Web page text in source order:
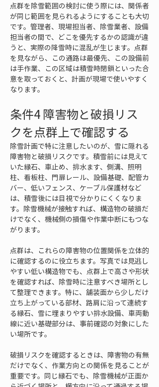
点群を除雪範囲の検討に使う際には、関係者
が同じ範囲を見られるようにすることも大切
です。管理者、現場担当者、除雪業者、設備
担当者の間で、どこを優先するかの認識が違
うと、実際の降雪時に混乱が生じます。点群
を見ながら、この通路は最優先、この設備前
は手作業、この区域は積雪時閉鎖といった合
意を取っておくと、計画が現場で使いやすく
なります。
条件4 障害物と破損リス
クを点群上で確認する
除雪計画で特に注意したいのが、雪に隠れる
障害物と破損リスクです。積雪前には見えて
いた縁石、車止め、排水ます、側溝、照明
柱、看板柱、門扉レール、設備基礎、配管カ
バー、低いフェンス、ケーブル保護材など
は、積雪後には目視で分かりにくくなりま
す。除雪機械が接触すれば、構造物の破損だ
けでなく、機械側の損傷や作業中断にもつな
がります。
点群は、これらの障害物の位置関係を立体的
に確認するのに役立ちます。写真では見逃し
やすい低い構造物でも、点群上で高さや形状
を確認すれば、除雪時に注意すべき場所とし
て整理できます。特に、舗装面から少しだけ
立ち上がっている部材、路肩に沿って連続す
る縁石、雪に埋まりやすい排水設備、車両動
線に近い基礎部分は、事前確認の対象にした
い場所です。
破損リスクを確認するときは、障害物の有無
だけでなく、作業方向との関係を見ることが
重要です。同じ縁石でも、除雪機械が正面か